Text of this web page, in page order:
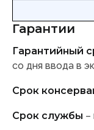
Гарантии
Гарантийный
со дня ввода в
Срок
Срок службы –